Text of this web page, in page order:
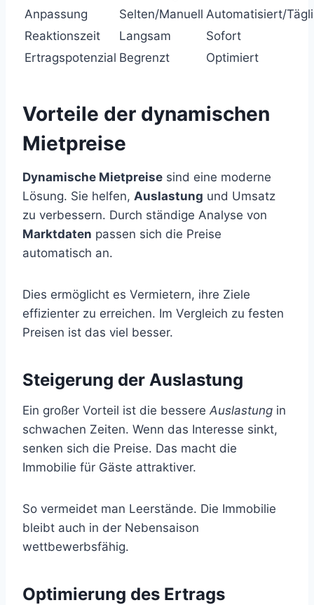
Anpassung Selten/Manuell Automatisiert/
Reaktionszeit
Langsam
Sofort
Ertragspotenzial Begrenzt Optimiert
Vorteile der dynamischen
Mietpreise
Dynamische Mietpreise sind eine moderne
Lösung. Sie helfen, Auslastung und Umsatz
zu verbessern. Durch ständige Analyse von
Marktdaten passen sich die Preise
automatisch an.
Dies ermöglicht es Vermietern, ihre Ziele
effizienter zu erreichen. Im Vergleich zu festen
Preisen ist das viel besser.
Steigerung der Auslastung
Ein großer Vorteil ist die bessere Auslastung in
schwachen Zeiten. Wenn das Interesse sinkt,
senken sich die Preise. Das macht die
Immobilie für Gäste attraktiver.
So vermeidet man Leerstände. Die Immobilie
bleibt auch in der Nebensaison
wettbewerbsfähig.
Optimierung des Ertrags